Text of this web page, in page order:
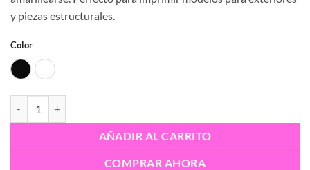
y piezas estructurales.
Color
Black White
AÑADIR AL CARRITO
COMPRAR AHORA